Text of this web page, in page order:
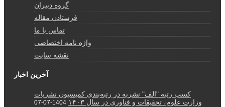
گروه دبیران
فرستادن مقاله
تماس با ما
واژه نامه اختصاصی
نقشه سایت
آخرین اخبار
کسب رتبه "الف" نشریه در رتبه‌بندی کمیسیون نشریات
وزارت علوم، تحقیقات و فناوری در سال ۱۴۰۳
1404-07-07